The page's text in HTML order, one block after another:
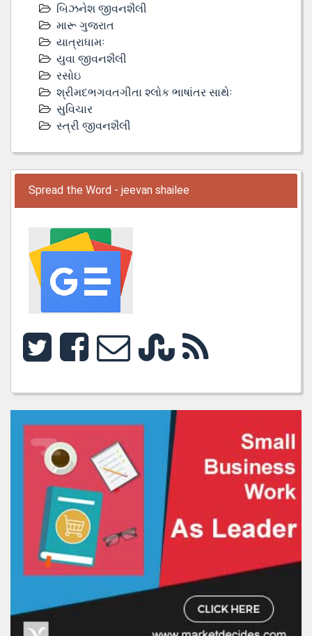
બિઝનેશ જીવનશૈલી
મારૂ ગુજરાત
યાત્રાધામઃ
યુવા જીવનશૈલી
રસોઇ
શ્રીમદભગવતગીતા શ્લોક ભાષાંતર સાથેઃ
સુવિચાર
સ્ત્રી જીવનશૈલી
Spread the Word - jeevan shailee